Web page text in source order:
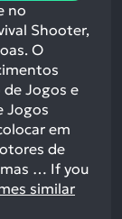
no
Shooter,
O
Jogos e
Jogos
em
de
mas … If you
similar